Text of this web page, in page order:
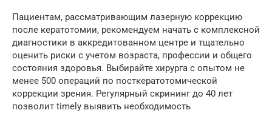
Пациентам, рассматривающим лазерную коррекцию
после кератотомии, рекомендуем начать с комплексной
диагностики в аккредитованном центре и тщательно
оценить риски с учетом возраста, профессии и общего
состояния здоровья. Выбирайте хирурга с опытом не
менее 500 операций по посткератотомической
коррекции зрения. Регулярный скрининг до 40 лет
позволит timely выявить необходимость